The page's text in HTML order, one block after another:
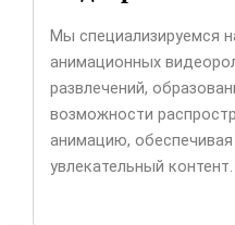
Мы специализируемся
анимационных
развлечений,
возможности
анимацию,
увлекательный контент.